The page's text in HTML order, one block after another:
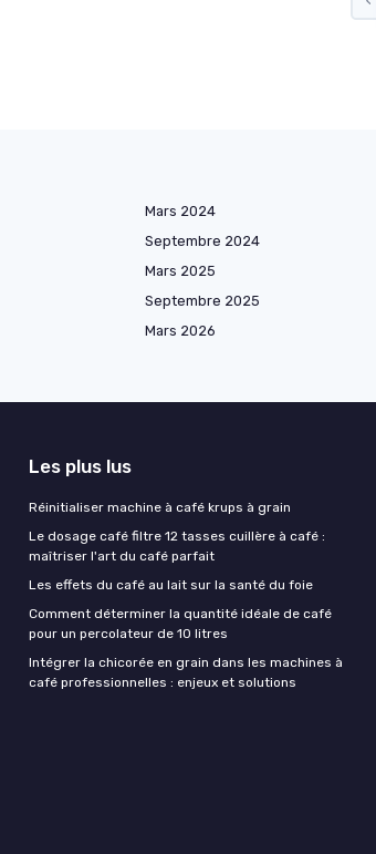
Mars 2024
Septembre 2024
Mars 2025
Septembre 2025
Mars 2026
Les plus lus
Réinitialiser machine à café krups à grain
Le dosage café filtre 12 tasses cuillère à café :
maîtriser l'art du café parfait
Les effets du café au lait sur la santé du foie
Comment déterminer la quantité idéale de café
pour un percolateur de 10 litres
Intégrer la chicorée en grain dans les machines à
café professionnelles : enjeux et solutions